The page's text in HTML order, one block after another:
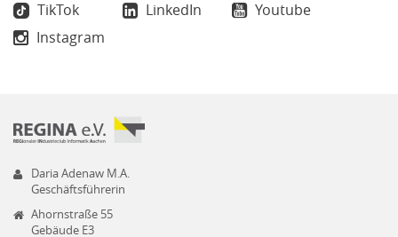
TikTok LinkedIn
Youtube
Instagram
Daria Adenaw M.A.
Geschäftsführerin
Ahornstraße 55
Gebäude E3